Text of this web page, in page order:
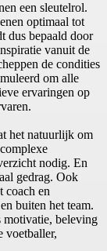
een sleutelrol.
optimaal tot
dus bepaald door
vanuit de
de condities
om alle
ervaringen op
het natuurlijk om
nodig. En
gedrag. Ook
coach en
buiten het team.
motivatie, beleving
voetballer,